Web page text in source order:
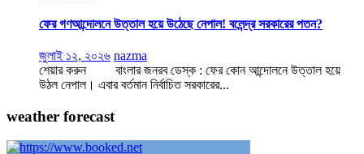
ফের গণআন্দোলনে উত্তাল হয়ে উঠেছে নেপাল! বলেন্দ্র সরকারের পতন?
জুলাই ১২, ২০২৬ nazma
শেয়ার করুন বাংলার জনরব ডেস্ক : ফের কোন আন্দোলনে উত্তাল হয়ে
উঠল নেপাল। এবার বর্তমান নির্বাচিত সরকারের...
weather forecast